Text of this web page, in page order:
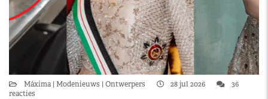
Máxima Modenieuws Ontwerpers 28 jul 2026
36
reacties